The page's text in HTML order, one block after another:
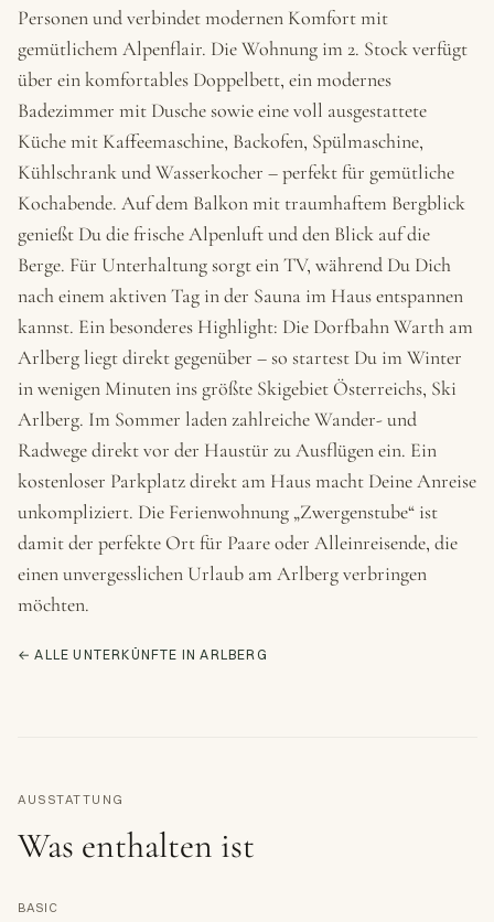
Personen und verbindet modernen Komfort mit
gemütlichem Alpenflair. Die Wohnung im 2. Stock verfügt
über ein komfortables Doppelbett, ein modernes
Badezimmer mit Dusche sowie eine voll ausgestattete
Küche mit Kaffeemaschine, Backofen, Spülmaschine,
Kühlschrank und Wasserkocher – perfekt für gemütliche
Kochabende. Auf dem Balkon mit traumhaftem Bergblick
genießt Du die frische Alpenluft und den Blick auf die
Berge. Für Unterhaltung sorgt ein TV, während Du Dich
nach einem aktiven Tag in der Sauna im Haus entspannen
kannst. Ein besonderes Highlight: Die Dorfbahn Warth am
Arlberg liegt direkt gegenüber – so startest Du im Winter
in wenigen Minuten ins größte Skigebiet Österreichs, Ski
Arlberg. Im Sommer laden zahlreiche Wander- und
Radwege direkt vor der Haustür zu Ausflügen ein. Ein
kostenloser Parkplatz direkt am Haus macht Deine Anreise
unkompliziert. Die Ferienwohnung „Zwergenstube“ ist
damit der perfekte Ort für Paare oder Alleinreisende, die
einen unvergesslichen Urlaub am Arlberg verbringen
möchten.
← ALLE UNTERKÜNFTE IN ARLBERG
AUSSTATTUNG
Was enthalten ist
BASIC